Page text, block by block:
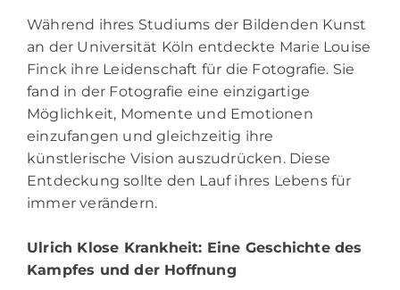
Während ihres Studiums der Bildenden Kunst
an der Universität Köln entdeckte Marie Louise
Finck ihre Leidenschaft für die Fotografie. Sie
fand in der Fotografie eine einzigartige
Möglichkeit, Momente und Emotionen
einzufangen und gleichzeitig ihre
künstlerische Vision auszudrücken. Diese
Entdeckung sollte den Lauf ihres Lebens für
immer verändern.
Ulrich Klose Krankheit: Eine Geschichte des
Kampfes und der Hoffnung